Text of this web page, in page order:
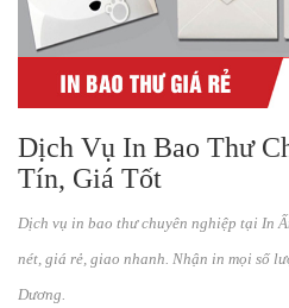
Dịch Vụ In Bao Thư
Tín, Giá Tốt
Dịch vụ in bao thư chuyên nghiệp tại In
nét, giá rẻ, giao nhanh. Nhận in mọi số
Dương.